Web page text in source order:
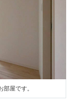
屋です。